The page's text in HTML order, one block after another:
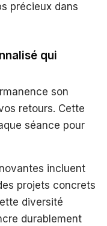
précieux dans
qui
son
retours. Cette
séance pour
incluent
projets concrets
diversité
durablement